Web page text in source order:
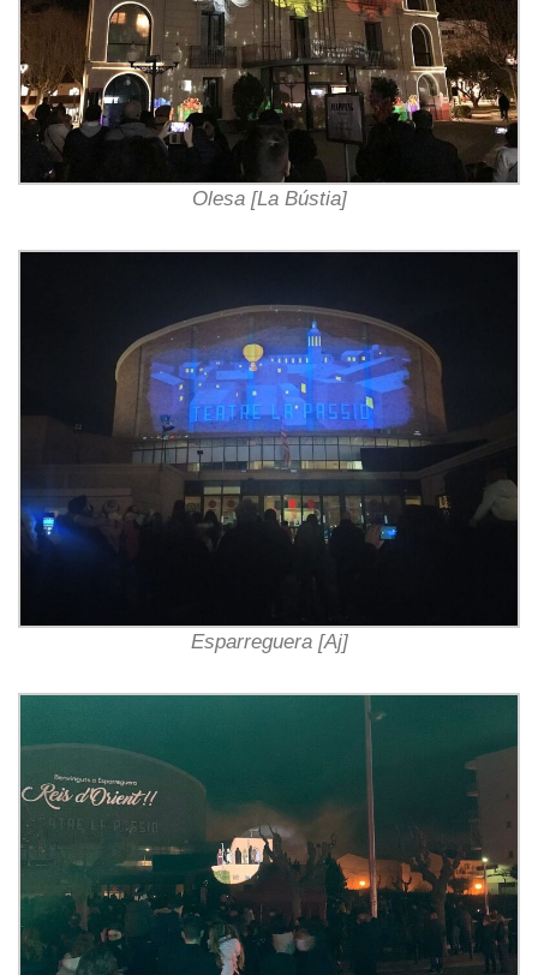
Olesa [La Bústia]
Esparreguera [Aj]